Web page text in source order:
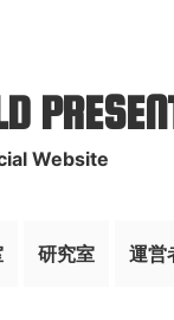
Website
研究室 運営